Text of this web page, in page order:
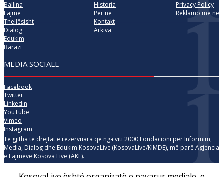
Ballina
Lajme
Thellësisht
Dialog
Edukim
Barazi
Historia
Për ne
Kontakt
Arkiva
Privacy Policy
Reklamo me ne
MEDIA SOCIALE
Facebook
Twitter
Linkedin
YouTube
Vimeo
Instagram
Të gjitha të drejtat e rezervuara që nga viti 2000 Fondacioni për Informim,
Media, Dialog dhe Edukim KosovaLive (KosovaLive/KIMDE), më parë Agjencia
e Lajmeve Kosova Live (AKL).